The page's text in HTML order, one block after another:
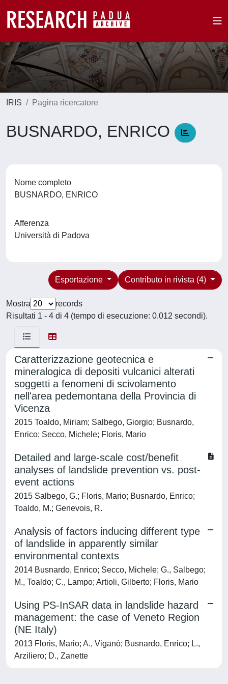
IRIS Pagina ricercatore
BUSNARDO, ENRICO
Nome completo
BUSNARDO, ENRICO
Afferenza
Università di Padova
Contributo in rivista (4)
Esportazione
Mostra
records
Risultati 1 - 4 di 4 (tempo di esecuzione: 0.012 secondi).
Caratterizzazione geotecnica e
mineralogica di depositi vulcanici alterati
soggetti a fenomeni di scivolamento
nell'area pedemontana della Provincia di
Vicenza
2015 Toaldo, Miriam; Salbego, Giorgio; Busnardo,
Enrico; Secco, Michele; Floris, Mario
Detailed and large-scale cost/benefit
analyses of landslide prevention vs. post-
event actions
2015 Salbego, G.; Floris, Mario; Busnardo, Enrico;
Toaldo, M.; Genevois, R.
Analysis of factors inducing different type
of landslide in apparently similar
environmental contexts
2014 Busnardo, Enrico; Secco, Michele; G., Salbego;
M., Toaldo; C., Lampo; Artioli, Gilberto; Floris, Mario
Using PS-InSAR data in landslide hazard
management: the case of Veneto Region
(NE Italy)
2013 Floris, Mario; A., Viganò; Busnardo, Enrico; L.,
Arziliero; D., Zanette